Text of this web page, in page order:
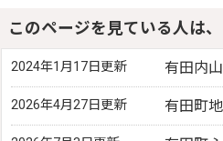
このページを見ている人は
2024年1月17日更新 有田内
2026年4月27日更新 有田町